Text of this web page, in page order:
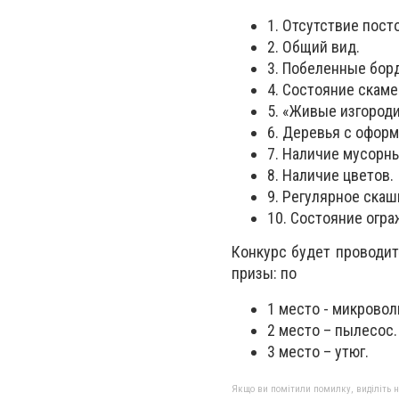
1. Отсутствие
2. Общий вид.
3. Побеленные
4. Состояние
5. «Живые
6. Деревья с
7. Наличие
8. Наличие цветов.
9. Регулярное
10. Состояние
Конкурс будет
призы: по
1 место -
2 место – пылесос.
3 место – утюг.
Якщо ви помітили помилку, виділіть